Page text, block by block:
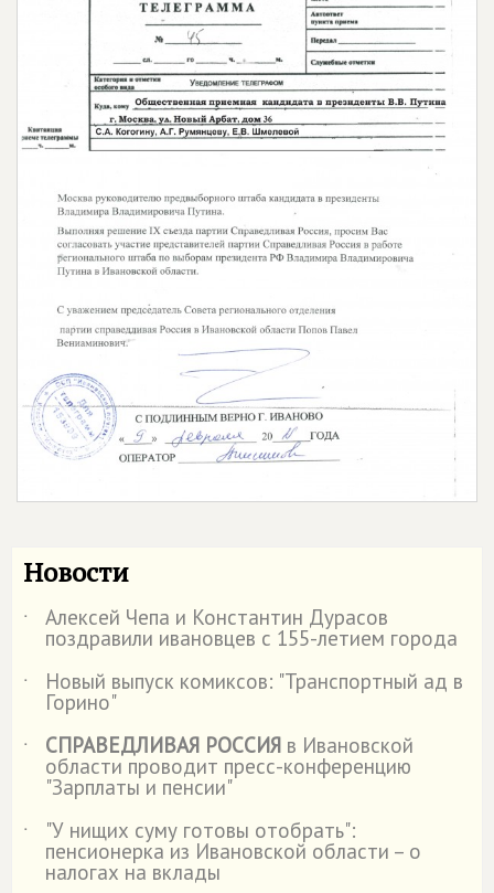
Новости
˙ Алексей Чепа и Константин Дурасов
поздравили ивановцев с 155-летием города
˙
Новый выпуск комиксов: "Транспортный ад в
Горино"
˙
СПРАВЕДЛИВАЯ РОССИЯ в Ивановской
области проводит пресс-конференцию
"Зарплаты и пенсии"
˙
"У нищих суму готовы отобрать":
пенсионерка из Ивановской области – о
налогах на вклады